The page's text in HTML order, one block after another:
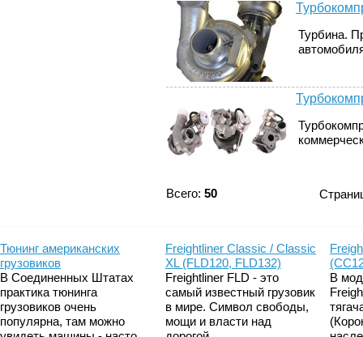
Турбина.
Всего: 50
Тюнинг американских
грузовиков
В Соединенных Штатах
практика тюнинга
грузовиков очень
популярна, там можно
Freightliner Classic / Classic
XL (FLD120, FLD132)
Freightliner FLD - это
самый известный грузовик
в мире. Символ свободы,
мощи и власти над
В